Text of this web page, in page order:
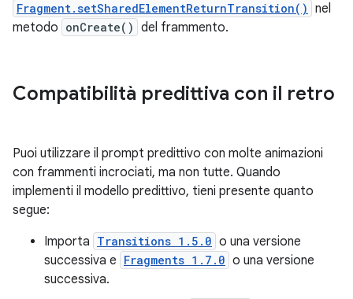
Fragment.setSharedElementReturnTransition() nel
metodo onCreate() del frammento.
Compatibilità predittiva con il retro
Puoi utilizzare il prompt predittivo con molte animazioni
con frammenti incrociati, ma non tutte. Quando
implementi il modello predittivo, tieni presente quanto
segue:
Importa Transitions 1.5.0 o una versione
successiva e Fragments 1.7.0 o una versione
successiva.